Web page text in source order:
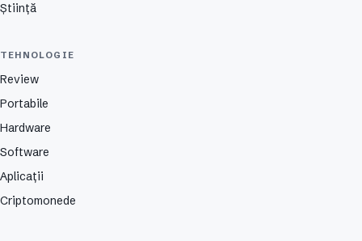
Știință
TEHNOLOGIE
Review
Portabile
Hardware
Software
Aplicații
Criptomonede